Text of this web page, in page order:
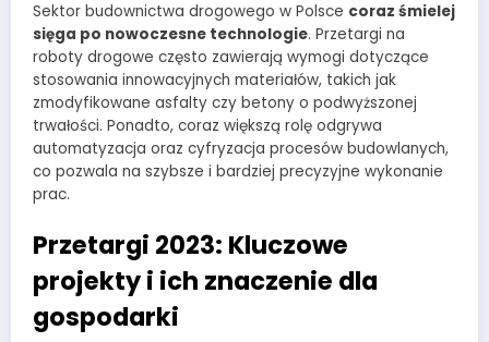
Sektor budownictwa drogowego w Polsce coraz śmielej
sięga po nowoczesne technologie. Przetargi na
roboty drogowe często zawierają wymogi dotyczące
stosowania innowacyjnych materiałów, takich jak
zmodyfikowane asfalty czy betony o podwyższonej
trwałości. Ponadto, coraz większą rolę odgrywa
automatyzacja oraz cyfryzacja procesów budowlanych,
co pozwala na szybsze i bardziej precyzyjne wykonanie
prac.
Przetargi 2023: Kluczowe
projekty i ich znaczenie dla
gospodarki